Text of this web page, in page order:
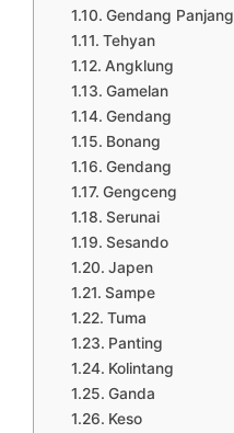
Gendang Panjang
Tehyan
Angklung
Gamelan
Gendang
Bonang
Gendang
Gengceng
Serunai
Sesando
Japen
Sampe
Tuma
Panting
Kolintang
Ganda
Keso